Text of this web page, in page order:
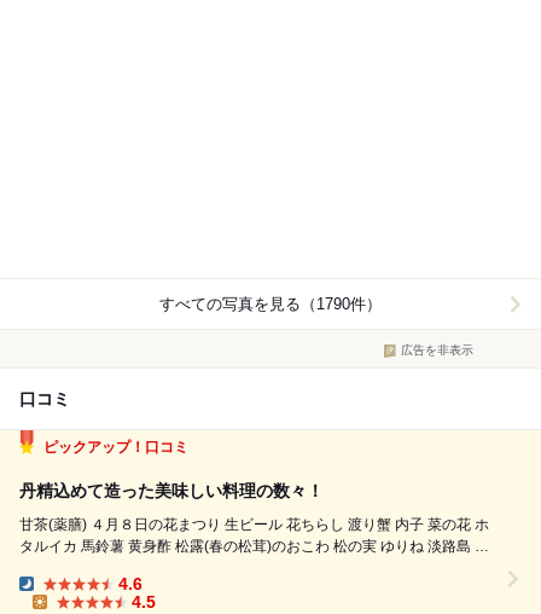
すべての写真を見る（1790件）
広告を非表示
口コミ
ピックアップ！口コミ
丹精込めて造った美味しい料理の数々！
甘茶(薬膳) ４月８日の花まつり 生ビール 花ちらし 渡り蟹 内子 菜の花 ホ
タルイカ 馬鈴薯 黄身酢 松露(春の松茸)のおこわ 松の実 ゆりね 淡路島 お
昆布出汁のみ鰹...
Dinner:
4.6
4.5